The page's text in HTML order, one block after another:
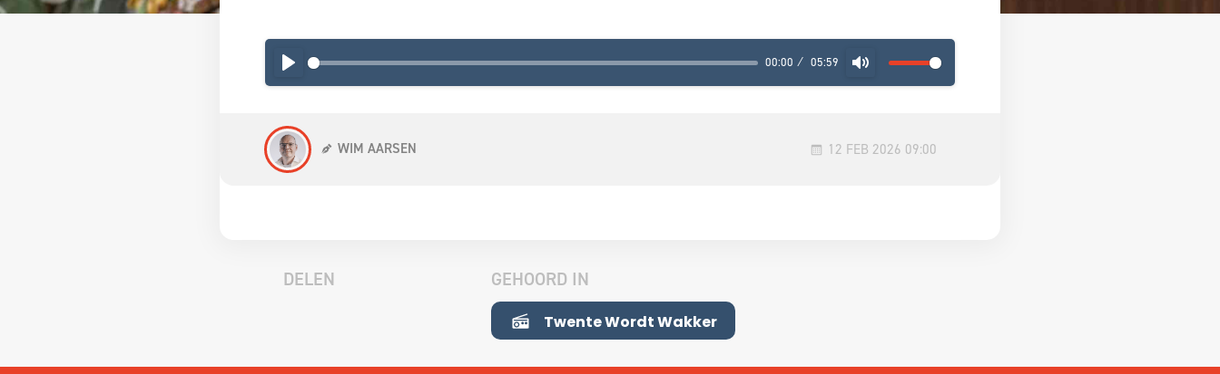
PLAY 00:00 05:59 MUTE
WIM AARSEN 12 FEB 2026 09:00
DELEN GEHOORD IN
Twente Wordt Wakker